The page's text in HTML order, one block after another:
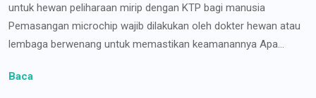
untuk hewan peliharaan mirip dengan KTP bagi manusia
Pemasangan microchip wajib dilakukan oleh dokter hewan atau
lembaga berwenang untuk memastikan keamanannya Apa...
Baca